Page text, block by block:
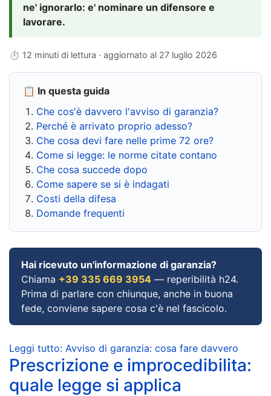
ne' ignorarlo: e' nominare un difensore e
lavorare.
⏱ 12 minuti di lettura · aggiornato al 27 luglio 2026
📋 In questa guida
Che cos'è davvero l'avviso di garanzia?
Perché è arrivato proprio adesso?
Che cosa devi fare nelle prime 72 ore?
Come si legge: le norme citate contano
Che cosa succede dopo
Come sapere se si è indagati
Costi della difesa
Domande frequenti
Hai ricevuto un'informazione di garanzia?
Chiama +39 335 669 3954 — reperibilità h24.
Prima di parlare con chiunque, anche in buona
fede, conviene sapere cosa c'è nel fascicolo.
Leggi tutto: Avviso di garanzia: cosa fare davvero
Prescrizione e improcedibilita:
quale legge si applica